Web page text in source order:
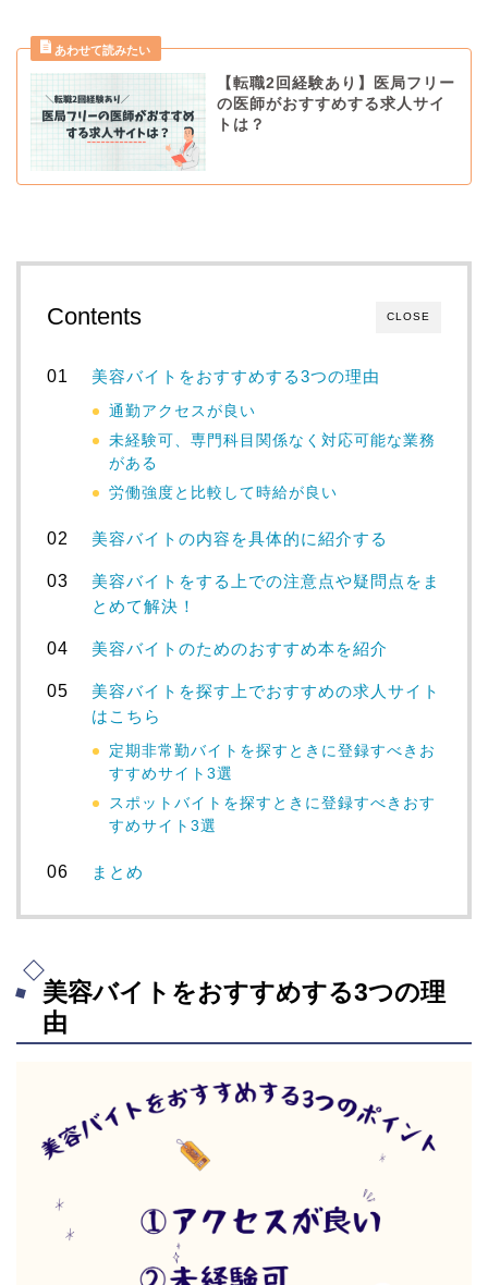
【転職2回経験あり】医局フリー
の医師がおすすめする求人サイ
トは？
CLOSE
Contents
美容バイトをおすすめする3つの理由
通勤アクセスが良い
未経験可、専門科目関係なく対応可能な業務
がある
労働強度と比較して時給が良い
美容バイトの内容を具体的に紹介する
美容バイトをする上での注意点や疑問点をま
とめて解決！
美容バイトのためのおすすめ本を紹介
美容バイトを探す上でおすすめの求人サイト
はこちら
定期非常勤バイトを探すときに登録すべきお
すすめサイト3選
スポットバイトを探すときに登録すべきおす
すめサイト3選
まとめ
美容バイトをおすすめする3つの理
由